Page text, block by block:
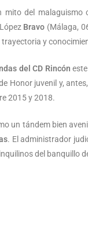
del
Bravo (Málaga,
y
del CD Rincón
Honor juvenil y,
2015 y 2018.
un tándem bien
. El administrador
del banquillo